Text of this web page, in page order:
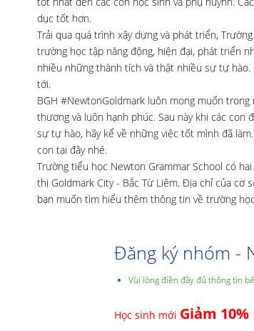
dục tốt hơn.
Trải qua quá trình xây dựng và phát triển,
trường học tập năng động, hiện đại, phát triển
nhiều những thành tích và thật nhiều sự tự
tới.
BGH #NewtonGoldmark luôn mong muốn
thương và luôn hạnh phúc. Sau này khi các con
sự tự hào, hãy kể về những việc tốt mình đã
con tại đây nhé.
Trường tiểu học Newton Grammar School có
thị Goldmark City - Bắc Từ Liêm. Địa chỉ của cơ
bạn muốn tìm hiểu thêm thông tin về trường
Đăng ký nhóm -
Vùi lòng điền đầy đủ thông tin
Học sinh mới Giảm 10%